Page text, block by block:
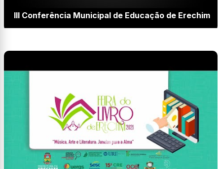
III Conferência Municipal de Educação de Erechim